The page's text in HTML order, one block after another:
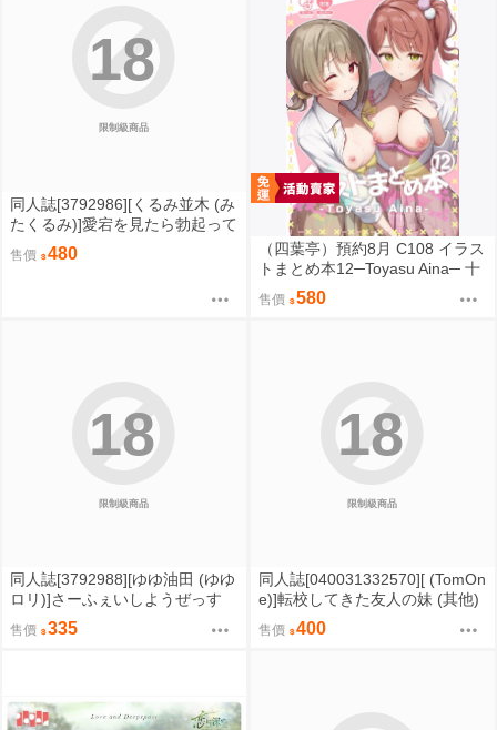
限制級商品
18
同人誌[3792986][くるみ並木 (み
たくるみ)]愛宕を見たら勃起って
どういう事です提督ぅ (艦隊收
藏)
售價 480
（四葉亭）預約8月 C108 イラス
トまとめ本12─Toyasu Aina─ 十
安愛七
售價 580
限制級商品
18
同人誌[3792988][ゆゆ油田 (ゆゆ
ロリ)]さーふぇいしようぜっす
(機戰少女Alice)
售價 335
限制級商品
18
同人誌[040031332570][ (TomOn
e)]転校してきた友人の妹 (其他)
霧島姫子 海童一輝 二階堂春希
售價 400